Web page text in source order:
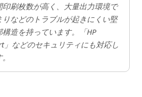
印刷枚数が高く、大量出力環境で
りなどのトラブルが起きにくい堅
構造を持っています。「HP
」などのセキュリティにも対応し